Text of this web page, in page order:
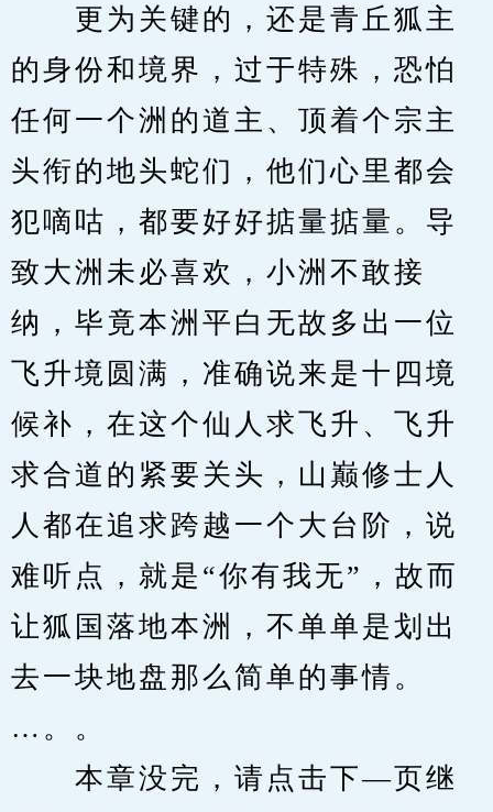
更为关键的，还是青丘狐主
的身份和境界，过于特殊，恐怕
任何一个洲的道主、顶着个宗主
头衔的地头蛇们，他们心里都会
犯嘀咕，都要好好掂量掂量。导
致大洲未必喜欢，小洲不敢接
纳，毕竟本洲平白无故多出一位
飞升境圆满，准确说来是十四境
候补，在这个仙人求飞升、飞升
求合道的紧要关头，山巅修士人
人都在追求跨越一个大台阶，说
难听点，就是“你有我无”，故而
让狐国落地本洲，不单单是划出
去一块地盘那么简单的事情。
…。。
本章没完，请点击下—页继